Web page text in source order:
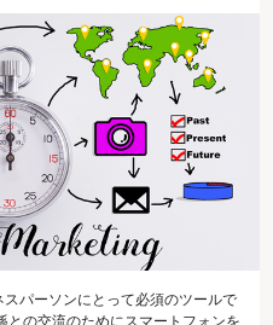
パーソンにとって必須のツールで